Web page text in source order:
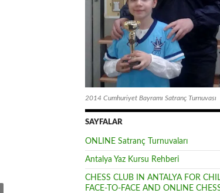
2014 Cumhuriyet Bayramı Satranç Turnuvası
SAYFALAR
ONLINE Satranç Turnuvaları
Antalya Yaz Kursu Rehberi
CHESS CLUB IN ANTALYA FOR
FACE-TO-FACE AND ONLINE